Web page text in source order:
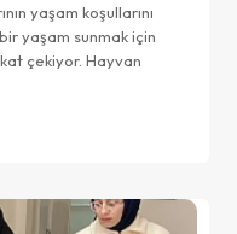
yaşam koşullarını
yaşam sunmak için
çekiyor. Hayvan